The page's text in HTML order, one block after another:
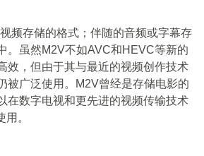
频存储的格式；伴随的音频或字幕存
。虽然M2V不如AVC和HEVC等新的
效，但由于其与最近的视频创作技术
被广泛使用。M2V曾经是存储电影的
在数字电视和更先进的视频传输技术
。